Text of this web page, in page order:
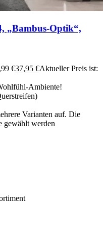
„Bambus-Optik“,
€37,95 €Aktueller Preis ist:
Ambiente!
Varianten auf. Die
gewählt werden